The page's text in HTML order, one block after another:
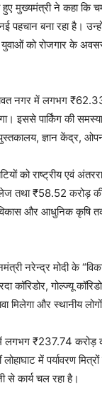
मुख्यमंत्री ने कहा कि
पहचान बना रहा है।
को रोजगार के
नगर में लगभग
इससे पार्किंग की
पुस्तकालय, ज्ञान केंद्र,
को राष्ट्रीय एवं
तथा ₹58.52 करोड़
विकास और आधुनिक कृषि
नरेन्द्र मोदी के
कॉरिडोर, गोल्ज्यू
मिलेगा और स्थानीय
लगभग ₹237.74 करोड़
लोहाघाट में पर्यावरण
से कार्य चल रहा है।